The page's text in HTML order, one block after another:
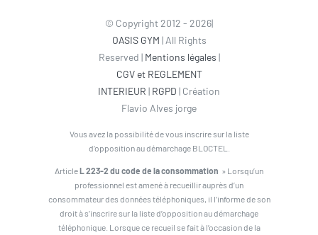
© Copyright 2012 - 2026|
OASIS GYM | All Rights
Reserved | Mentions légales |
CGV et REGLEMENT
INTERIEUR | RGPD | Création
Flavio Alves jorge
Vous avez la possibilité de vous inscrire sur la liste
d’opposition au démarchage BLOCTEL.
ArticleL 223-2 du code de la consommation » Lorsqu’un
professionnel est amené à recueillir auprès d’un
consommateur des données téléphoniques, il l’informe de son
droit à s’inscrire sur la liste d’opposition au démarchage
téléphonique. Lorsque ce recueil se fait à l’occasion de la